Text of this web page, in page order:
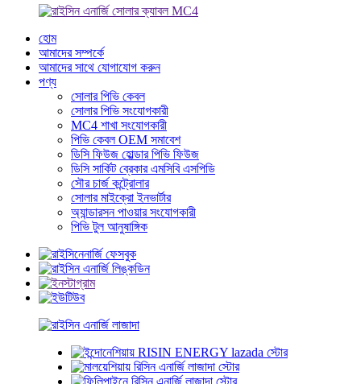
হোম
আমাদের সম্পর্কে
আমাদের সাথে যোগাযোগ করুন
পণ্য
সোলার পিভি কেবল
সোলার পিভি সংযোগকারী
MC4 শাখা সংযোগকারী
পিভি কেবল OEM সমাবেশ
ডিসি ফিউজ হোল্ডার পিভি ফিউজ
ডিসি সার্কিট ব্রেকার এমসিবি এসপিডি
সৌর চার্জ কন্ট্রোলার
সোলার মাইক্রো ইনভার্টার
অ্যান্ডারসন পাওয়ার সংযোগকারী
পিভি টুল আনুষাঙ্গিক